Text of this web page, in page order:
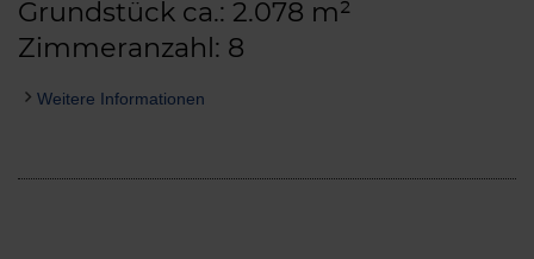
Grundstück ca.: 2.078 m²
Zimmeranzahl: 8
Weitere Informationen